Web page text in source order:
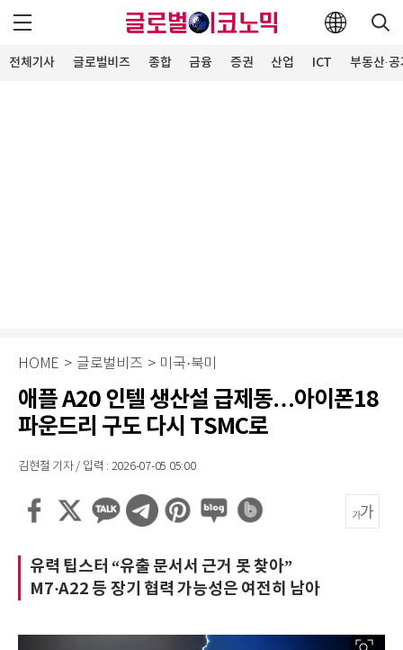
전체기사 글로벌비즈 종합 금융 증권 산업 ICT 부동산·
HOME > 글로벌비즈 > 미국·북미
애플 A20 인텔 생산설 급제동…아이폰18
파운드리 구도 다시 TSMC로
김현철 기자 / 입력 : 2026-07-05 05:00
유력 팁스터 “유출 문서서 근거 못 찾아”
M7·A22 등 장기 협력 가능성은 여전히 남아